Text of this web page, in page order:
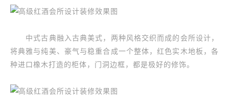
中式古典融入古典美式，两种风格交织而成的会所设计，
将典雅与纯美、豪气与稳重合成一个整体，红色实木地板，各
种进口橡木打造的柜体，门洞边框，都是极好的修饰。